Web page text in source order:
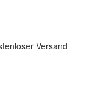
Versand